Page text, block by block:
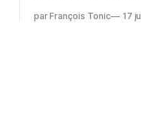
Microsoft Copilot,
par François Tonic 17